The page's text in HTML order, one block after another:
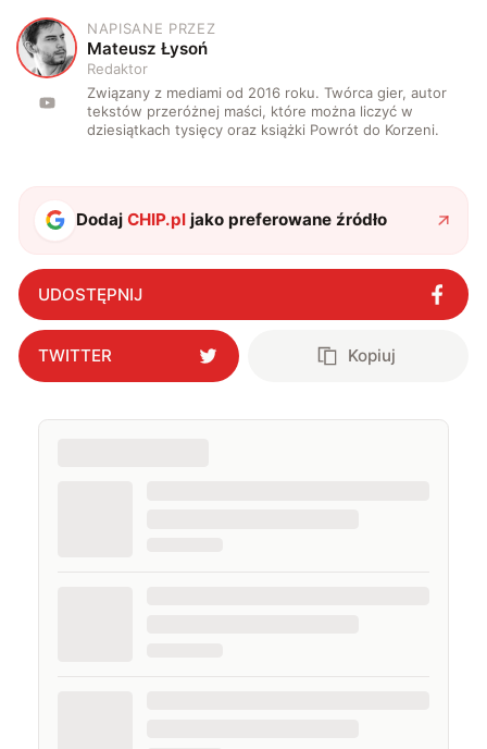
M
NAPISANE PRZEZ
Mateusz Łysoń
Redaktor
Związany z mediami od 2016 roku. Twórca gier, autor
tekstów przeróżnej maści, które można liczyć w
dziesiątkach tysięcy oraz książki Powrót do Korzeni.
DodajCHIP.pl jako preferowane źródło
UDOSTĘPNIJ
TWITTER Kopiuj